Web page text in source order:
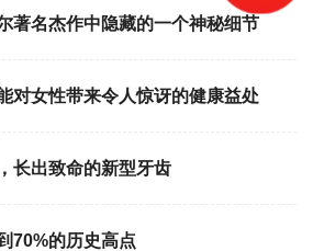
著名杰作中隐藏的一个神秘细节
对女性带来令人惊讶的健康益处
长出致命的新型牙齿
70%的历史高点